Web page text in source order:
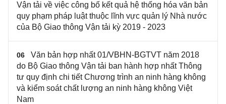
Vận tải về việc công bố kết quả hệ thống hóa văn bản
quy phạm pháp luật thuộc lĩnh vực quản lý Nhà nước
của Bộ Giao thông Vận tải kỳ 2019 - 2023
06
Văn bản hợp nhất 01/VBHN-BGTVT năm 2018
do Bộ Giao thông Vận tải ban hành hợp nhất Thông
tư quy định chi tiết Chương trình an ninh hàng không
và kiểm soát chất lượng an ninh hàng không Việt
Nam